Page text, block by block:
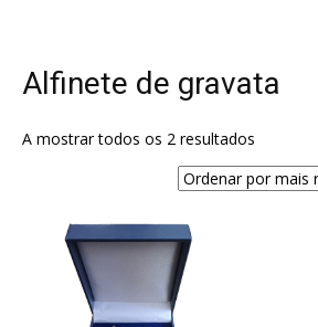
Alfinete de gravata
A mostrar todos os 2 resultados
por
mais